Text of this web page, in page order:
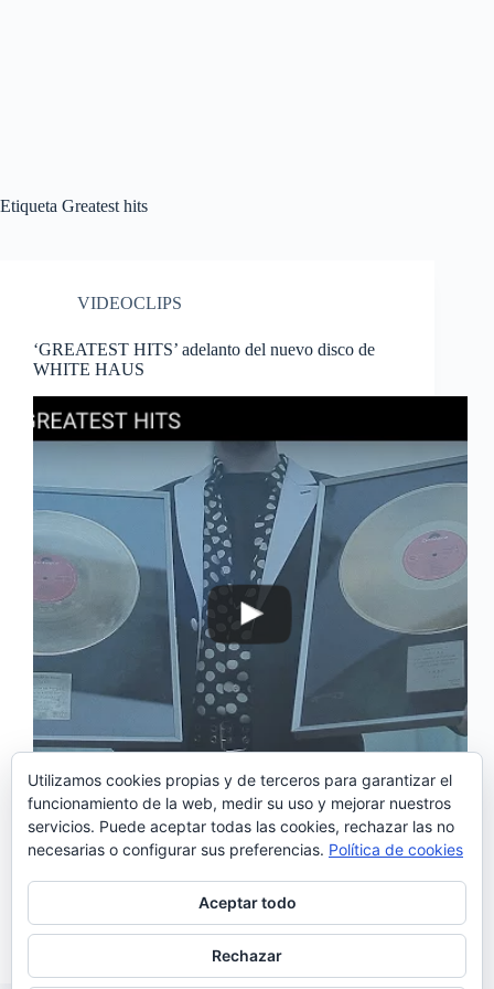
Etiqueta Greatest hits
VIDEOCLIPS
‘GREATEST HITS’ adelanto del nuevo disco de
WHITE HAUS
‘Greatest hits‘ es el primer sencillo de «Modern
Dancing» nuevo álbum de White Haus que sale
mañana 30 de septiembre, a la venta. White Haus es
el proyecto en solitario de João Vieira (Dj Kitten/ X-
Wife (cantante/guitarrista) . Su carrera como…
Noemí Sánchez
29/09/2016
Utilizamos cookies propias y de terceros para garantizar el
funcionamiento de la web, medir su uso y mejorar nuestros
servicios. Puede aceptar todas las cookies, rechazar las no
necesarias o configurar sus preferencias. Política de cookies
Aceptar todo
Rechazar